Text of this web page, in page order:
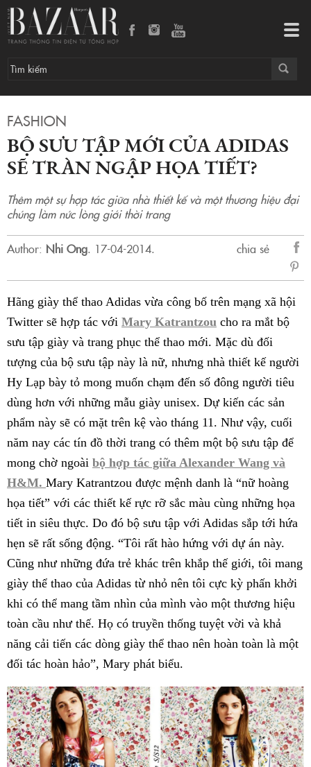
FASHION
BỘ SƯU TẬP MỚI CỦA ADIDAS
SẼ TRÀN NGẬP HỌA TIẾT?
Thêm một sự hợp tác giữa nhà thiết kế và một thương hiệu đại
chúng làm nức lòng giới thời trang
Author: Nhi Ong. 17-04-2014.
chia sẻ
sẻ
Hãng giày thể thao Adidas vừa công bố trên mạng xã hội
Twitter sẽ hợp tác với Mary Katrantzou cho ra mắt bộ
sưu tập giày và trang phục thể thao mới. Mặc dù đối
tượng của bộ sưu tập này là nữ, nhưng nhà thiết kế người
Hy Lạp bày tỏ mong muốn chạm đến số đông người tiêu
dùng hơn với những mẫu giày unisex. Dự kiến các sản
phẩm này sẽ có mặt trên kệ vào tháng 11. Như vậy, cuối
năm nay các tín đồ thời trang có thêm một bộ sưu tập để
mong chờ ngoài bộ hợp tác giữa Alexander Wang và
H&M. Mary Katrantzou được mệnh danh là “nữ hoàng
họa tiết” với các thiết kế rực rỡ sắc màu cùng những họa
tiết in siêu thực. Do đó bộ sưu tập với Adidas sắp tới hứa
hẹn sẽ rất sống động. “Tôi rất hào hứng với dự án này.
Cũng như những đứa trẻ khác trên khắp thế giới, tôi mang
giày thể thao của Adidas từ nhỏ nên tôi cực kỳ phấn khởi
khi có thể mang tầm nhìn của mình vào một thương hiệu
toàn cầu như thế. Họ có truyền thống tuyệt vời và khả
năng cải tiến các dòng giày thể thao nên hoàn toàn là một
đối tác hoàn hảo”, Mary phát biểu.
Bộ sưu tập mới của Adidas sẽ tràn ngập họa tiết?